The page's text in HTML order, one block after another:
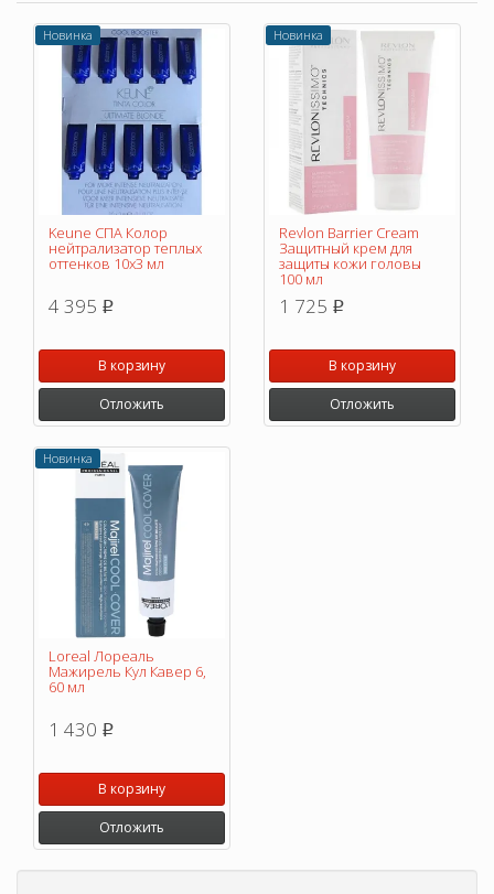
Новинка
Keune СПА Колор
нейтрализатор теплых
оттенков 10х3 мл
4 395 p
В корзину
Отложить
Новинка
Revlon Barrier Cream
Защитный крем для
защиты кожи головы
100 мл
1 725 p
В корзину
Отложить
Новинка
Loreal Лореаль
Мажирель Кул Кавер 6,
60 мл
1 430 p
В корзину
Отложить